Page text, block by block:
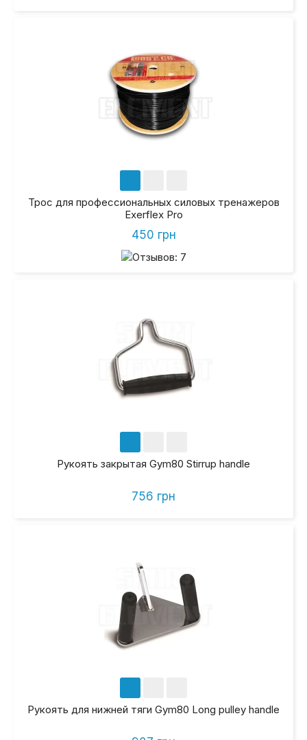
Трос для профессиональных силовых тренажеров
Exerflex Pro
450 грн
Рукоять закрытая Gym80 Stirrup handle
756 грн
Рукоять для нижней тяги Gym80 Long pulley handle